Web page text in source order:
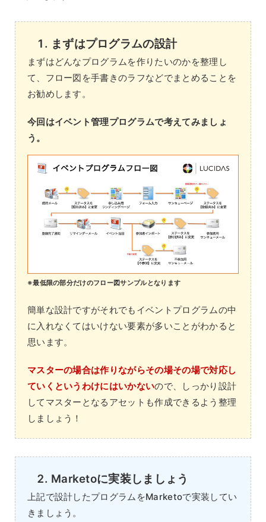
まずはプログラムの設計
まずはどんなプログラムを作りたいのかを整理し
て、フロー図を手書きのラフなどでまとめることを
お勧めします。
今回はイベント管理プログラムで考えてみましょ
う。
※最低限の部分だけのフロー図サンプルとなります
簡単な設計ですがそれでもイベントプログラムの中
に入れなくてはいけない要素が多いことがわかると
思います。
マスターの場合は作りながらその場その場で対応し
ていくというわけにはいかないので、しっかり設計
してマスターとなるアセットも作成できるよう整理
しましょう！
Marketoに実装しましょう
上記で設計したプログラムをMarketoで実装してい
きましょう。